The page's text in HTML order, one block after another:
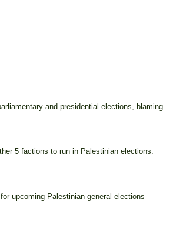
and presidential elections, blaming
5 factions to run in Palestinian elections:
upcoming Palestinian general elections